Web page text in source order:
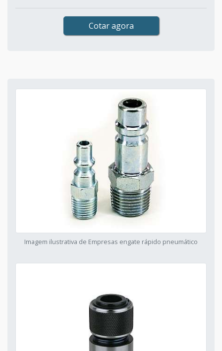
Cotar agora
Imagem ilustrativa de Empresas engate rápido pneumático